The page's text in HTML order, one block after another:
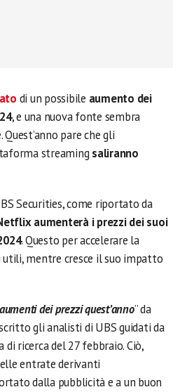
di un possibile aumento dei
, e una nuova fonte sembra
pare che gli
streaming saliranno
Securities, come riportato da
aumenterà i prezzi dei suoi
. Questo per accelerare la
utili, mentre cresce il suo impatto
dei prezzi quest’anno” da
gli analisti di UBS guidati da
ricerca del 27 febbraio. Ciò,
entrate derivanti
dalla pubblicità e a un buon